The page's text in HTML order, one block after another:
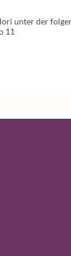
unter der
11